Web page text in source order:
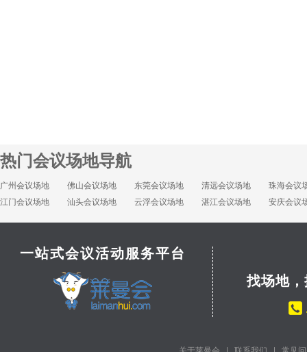
热门会议场地导航
广州会议场地 佛山会议场地 东莞会议场地 清远会议场地
珠海会议
江门会议场地
汕头会议场地 云浮会议场地 湛江会议场地 安庆会议
一站式会议活动服务平台
找场地